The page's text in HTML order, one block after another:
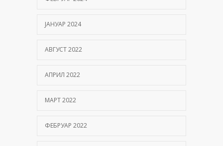
ЈАНУАР 2024
АВГУСТ 2022
АПРИЛ 2022
МАРТ 2022
ФЕБРУАР 2022